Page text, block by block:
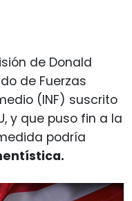
de Donald
de Fuerzas
(INF) suscrito
y que puso fin a la
podría